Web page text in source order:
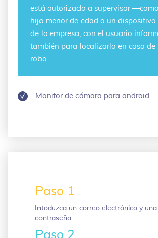
está autorizado a supervisar
hijo menor de edad o un dispositivo
de la empresa, con el usuario
también para localizarlo en caso de
robo.
Monitor de cámara para android
Paso 1
Intoduzca un correo electrónico y
contraseña.
Paso 2